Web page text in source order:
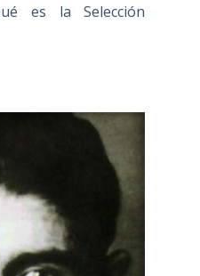
es la Selección